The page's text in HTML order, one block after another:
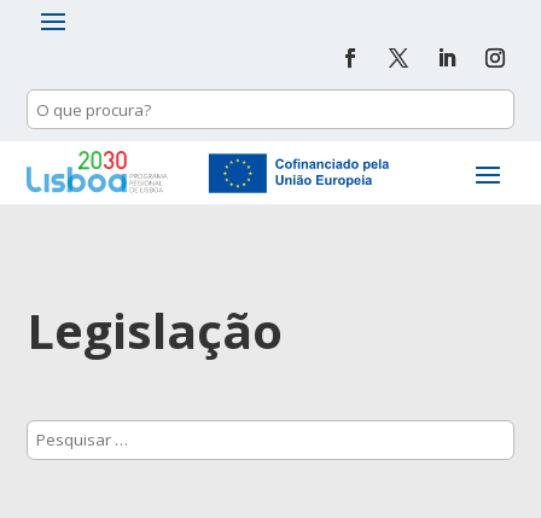
Legislação